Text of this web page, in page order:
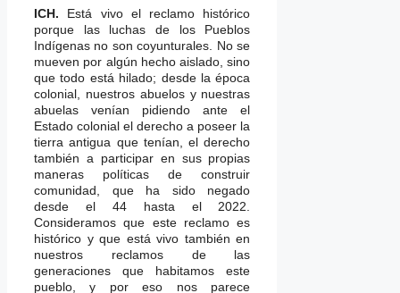
ICH. Está vivo el reclamo histórico
porque las luchas de los Pueblos
Indígenas no son coyunturales. No se
mueven por algún hecho aislado, sino
que todo está hilado; desde la época
colonial, nuestros abuelos y nuestras
abuelas venían pidiendo ante el
Estado colonial el derecho a poseer la
tierra antigua que tenían, el derecho
también a participar en sus propias
maneras políticas de construir
comunidad, que ha sido negado
desde el 44 hasta el 2022.
Consideramos que este reclamo es
histórico y que está vivo también en
nuestros reclamos de las
generaciones que habitamos este
pueblo, y por eso nos parece